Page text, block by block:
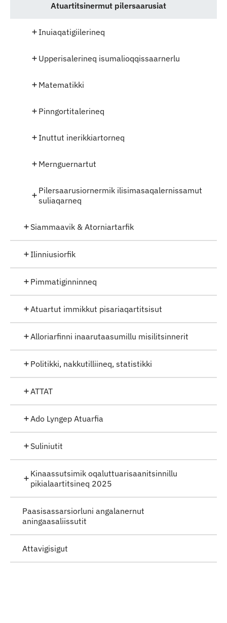
Atuartitsinermut pilersaarusiat
Inuiaqatigiilerineq
Upperisalerineq isumalioqqissaarnerlu
Matematikki
Pinngortitalerineq
Inuttut inerikkiartorneq
Mernguernartut
Pilersaarusiornermik ilisimasaqalernissamut
suliaqarneq
Siammaavik & Atorniartarfik
Ilinniusiorfik
Pimmatiginninneq
Atuartut immikkut pisariaqartitsisut
Alloriarfinni inaarutaasumillu misilitsinnerit
Politikki, nakkutilliineq, statistikki
ATTAT
Ado Lyngep Atuarfia
Suliniutit
Kinaassutsimik oqaluttuarisaanitsinnillu
pikialaartitsineq 2025
Paasisassarsiorluni angalanernut
aningaasaliissutit
Attavigisigut